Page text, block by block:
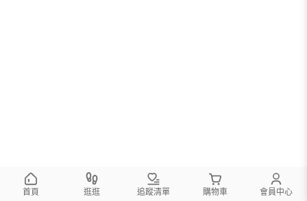
首頁 逛逛 追蹤清單 購物車 會員中心